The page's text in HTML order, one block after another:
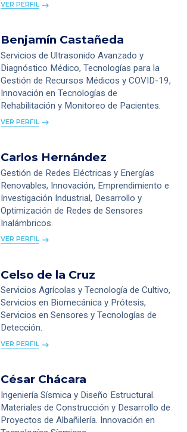
VER PERFIL
Benjamín Castañeda
Servicios de Ultrasonido Avanzado y
Diagnóstico Médico, Tecnologías para la
Gestión de Recursos Médicos y COVID-19,
Innovación en Tecnologías de
Rehabilitación y Monitoreo de Pacientes.
VER PERFIL
Carlos Hernández
Gestión de Redes Eléctricas y Energías
Renovables, Innovación, Emprendimiento e
Investigación Industrial, Desarrollo y
Optimización de Redes de Sensores
Inalámbricos.
VER PERFIL
Celso de la Cruz
Servicios Agrícolas y Tecnología de Cultivo,
Servicios en Biomecánica y Prótesis,
Servicios en Sensores y Tecnologías de
Detección.
VER PERFIL
César Chácara
Ingeniería Sísmica y Diseño Estructural.
Materiales de Construcción y Desarrollo de
Proyectos de Albañilería. Innovación en